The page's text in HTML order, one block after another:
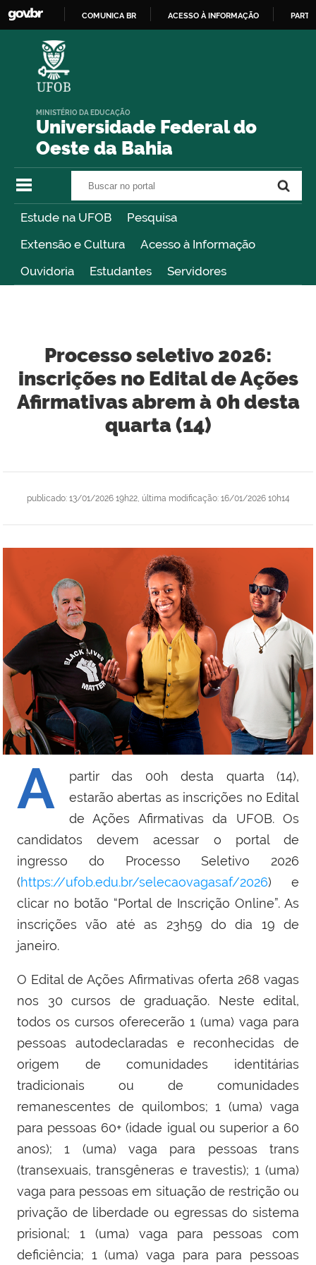
COMUNICA BR ACESSO À INFORMAÇÃO
Universidade Federal do
Oeste da Bahia
MINISTÉRIO DA EDUCAÇÃO
Estude na UFOB
Pesquisa
Extensão e Cultura
Acesso à Informação
Ouvidoria
Estudantes Servidores
Processo seletivo 2026:
inscrições no Edital de Ações
Afirmativas abrem à 0h desta
quarta (14)
publicado: 13/01/2026 19h22, última modificação: 16/01/2026 10h14
A
partir das 00h desta quarta (14),
estarão abertas as inscrições no Edital
de Ações Afirmativas da UFOB. Os
candidatos devem acessar o portal de
ingresso do Processo Seletivo 2026
(https://ufob.edu.br/selecaovagasaf/2026) e
clicar no botão “Portal de Inscrição Online”. As
inscrições vão até as 23h59 do dia 19 de
janeiro.
O Edital de Ações Afirmativas oferta 268 vagas
nos 30 cursos de graduação. Neste edital,
todos os cursos oferecerão 1 (uma) vaga para
pessoas autodeclaradas e reconhecidas de
origem de comunidades identitárias
tradicionais ou de comunidades
remanescentes de quilombos; 1 (uma) vaga
para pessoas 60+ (idade igual ou superior a 60
anos); 1 (uma) vaga para pessoas trans
(transexuais, transgêneras e travestis); 1 (uma)
vaga para pessoas em situação de restrição ou
privação de liberdade ou egressas do sistema
prisional; 1 (uma) vaga para pessoas com
deficiência; 1 (uma) vaga para para pessoas